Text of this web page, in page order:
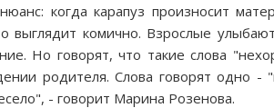
когда карапуз произносит
выглядит комично. Взрослые
Но говорят, что такие слова
родителя. Слова говорят одно -
- говорит Марина Розенова.